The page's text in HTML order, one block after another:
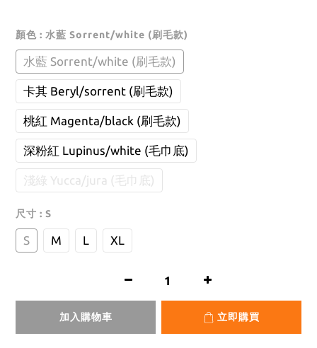
顏色 : 水藍 Sorrent/white (刷毛款)
水藍 Sorrent/white (刷毛款)
卡其 Beryl/sorrent (刷毛款)
桃紅 Magenta/black (刷毛款)
深粉紅 Lupinus/white (毛巾底)
淺綠 Yucca/jura (毛巾底)
尺寸 : S
S M L XL
加入購物車 立即購買